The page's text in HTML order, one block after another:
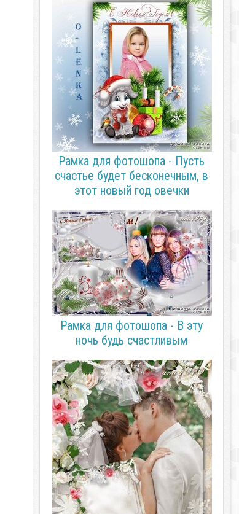
Рамка для фотошопа - Пусть
счастье будет бесконечным, в
этот новый год овечки
Рамка для фотошопа - В эту
ночь будь счастливым